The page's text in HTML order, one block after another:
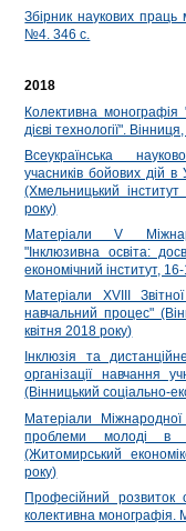
Збірник наукових
№4. 346 с.
2018
Колективна монографія
дієві технології".
Всеукраїнська
учасників бойових дій в
(Хмельницький
року)
Матеріали V
"Інклюзивна освіта:
економічний інститут,
Матеріали ХVІІІ
навчальний процес"
квітня 2018 року)
Інклюзія та
організації навчання
(Вінницький соціально-
Матеріали Міжнародної
проблеми молоді в
(Житомирський
року)
Професійний розвиток
колективна монографія.